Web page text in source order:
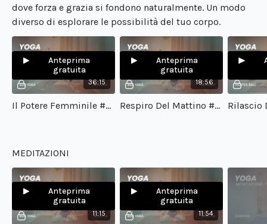
dove forza e grazia si fondono naturalmente. Un modo
diverso di esplorare le possibilità del tuo corpo.
36:15
Anteprima
gratuita
Il Potere Femminile #50
18:56
Anteprima
gratuita
Respiro Del Mattino #49
MEDITAZIONI
11:15
Anteprima
gratuita
11:54
Anteprima
gratuita